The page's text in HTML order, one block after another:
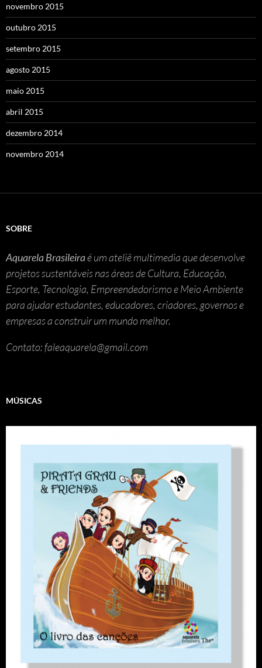
novembro 2015
outubro 2015
setembro 2015
agosto 2015
maio 2015
abril 2015
dezembro 2014
novembro 2014
SOBRE
Aquarela Brasileiraé um ateliê multimedia que desenvolve
projetos sustentáveis nas áreas de Cultura, Educação,
Esporte, Tecnologia, Empreendedorismo e Meio Ambiente
para ajudar estudantes, educadores, criadores, governos e
empresas a construir um mundo melhor.
Contato: faleaquarela@gmail.com
MÚSICAS